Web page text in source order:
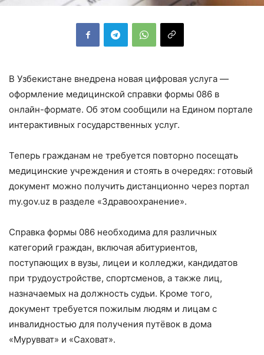
В Узбекистане внедрена новая цифровая услуга —
оформление медицинской справки формы 086 в
онлайн-формате. Об этом сообщили на Едином портале
интерактивных государственных услуг.
Теперь гражданам не требуется повторно посещать
медицинские учреждения и стоять в очередях: готовый
документ можно получить дистанционно через портал
my.gov.uz в разделе «Здравоохранение».
Справка формы 086 необходима для различных
категорий граждан, включая абитуриентов,
поступающих в вузы, лицеи и колледжи, кандидатов
при трудоустройстве, спортсменов, а также лиц,
назначаемых на должность судьи. Кроме того,
документ требуется пожилым людям и лицам с
инвалидностью для получения путёвок в дома
«Мурувват» и «Саховат».